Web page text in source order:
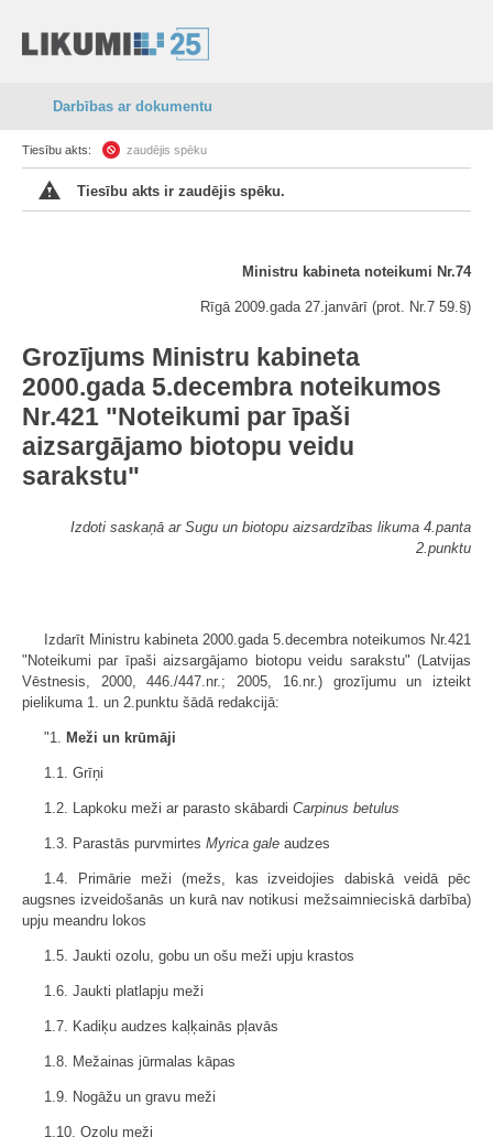
Darbības ar dokumentu
Tiesību akts: zaudējis spēku
Tiesību akts ir zaudējis spēku.
Ministru kabineta noteikumi Nr.74
Rīgā 2009.gada 27.janvārī (prot. Nr.7 59.§)
Grozījums Ministru kabineta
2000.gada 5.decembra noteikumos
Nr.421 "Noteikumi par īpaši
aizsargājamo biotopu veidu
sarakstu"
Izdoti saskaņā ar Sugu un biotopu aizsardzības likuma 4.panta
2.punktu
Izdarīt Ministru kabineta 2000.gada 5.decembra noteikumos Nr.421
"Noteikumi par īpaši aizsargājamo biotopu veidu sarakstu" (Latvijas
Vēstnesis, 2000, 446./447.nr.; 2005, 16.nr.) grozījumu un izteikt
pielikuma 1. un 2.punktu šādā redakcijā:
"1. Meži un krūmāji
1.1. Grīņi
1.2. Lapkoku meži ar parasto skābardi Carpinus betulus
1.3. Parastās purvmirtes Myrica gale audzes
1.4. Primārie meži (mežs, kas izveidojies dabiskā veidā pēc
augsnes izveidošanās un kurā nav notikusi mežsaimnieciskā darbība)
upju meandru lokos
1.5. Jaukti ozolu, gobu un ošu meži upju krastos
1.6. Jaukti platlapju meži
1.7. Kadiķu audzes kaļķainās pļavās
1.8. Mežainas jūrmalas kāpas
1.9. Nogāžu un gravu meži
1.10. Ozolu meži